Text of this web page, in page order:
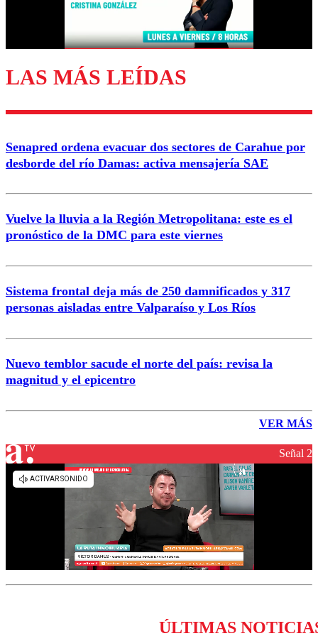
Enviar comentario
LAS MÁS LEÍDAS
Senapred ordena evacuar dos sectores de Carahue por
desborde del río Damas: activa mensajería SAE
Vuelve la lluvia a la Región Metropolitana: este es el
pronóstico de la DMC para este viernes
Sistema frontal deja más de 250 damnificados y 317
personas aisladas entre Valparaíso y Los Ríos
Nuevo temblor sacude el norte del país: revisa la
magnitud y el epicentro
VER MÁS
Señal 2
ÚLTIMAS